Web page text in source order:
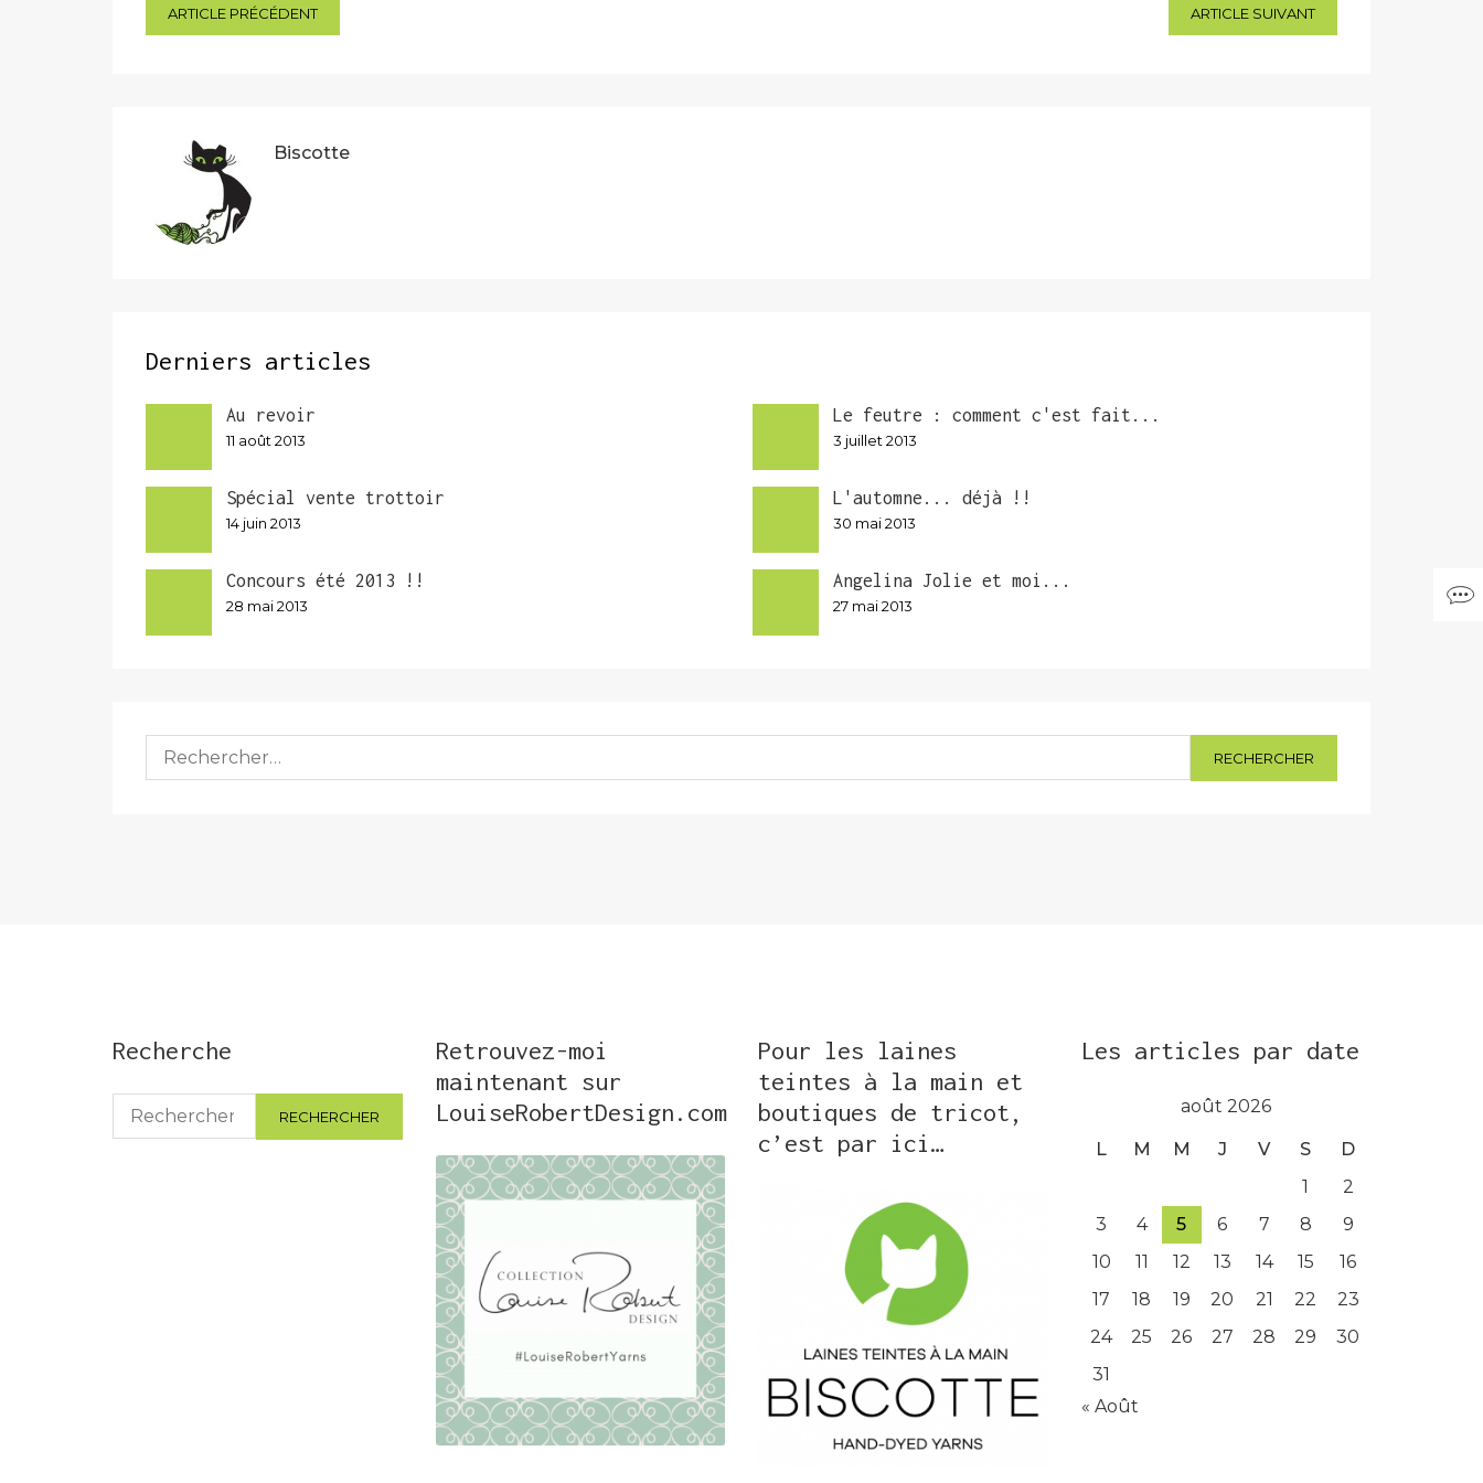
Navigation
ARTICLE PRÉCÉDENT ARTICLE SUIVANT
Biscotte
Derniers articles
Au revoir
11 août 2013
Le feutre : comment c'est fait...
3 juillet 2013
Spécial vente trottoir
14 juin 2013
L'automne... déjà !!
30 mai 2013
Concours été 2013 !!
28 mai 2013
Angelina Jolie et moi...
27 mai 2013
Rechercher :
Recherche
Rechercher :
Retrouvez-moi
maintenant sur
LouiseRobertDesign.com
Pour les laines
teintes à la main et
boutiques de tricot,
c’est par ici…
Les articles par date
août 2026
L M M J V S
D
1
2
3
4 5 6 7 8
9
10
11 12 13 14 15
16
17
18 19 20 21 22
23
24
25 26 27 28 29
30
31
« Août